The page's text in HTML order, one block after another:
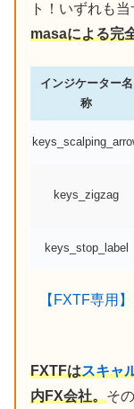
ト！いずれも
masaによる完
インジケーター名
称
keys_zigzag
keys_stop_label
【FXTF専用
FXTFはスキャ
内FX会社。そ